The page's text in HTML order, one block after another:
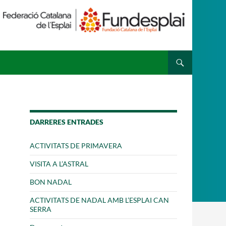
DARRERES ENTRADES
ACTIVITATS DE PRIMAVERA
VISITA A L’ASTRAL
BON NADAL
ACTIVITATS DE NADAL AMB L’ESPLAI CAN
SERRA
SUPORT TERCER SECTOR